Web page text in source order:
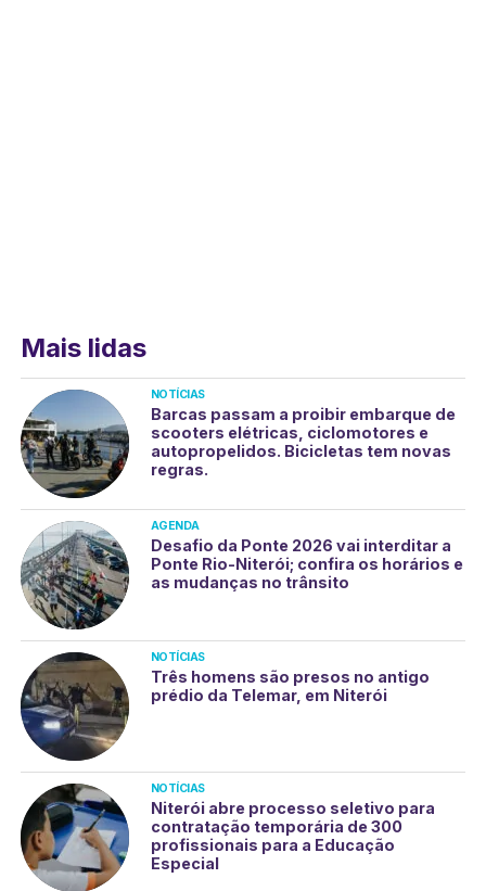
Mais lidas
NOTÍCIAS
Barcas passam a proibir embarque de
scooters elétricas, ciclomotores e
autopropelidos. Bicicletas tem novas
regras.
AGENDA
Desafio da Ponte 2026 vai interditar a
Ponte Rio-Niterói; confira os horários e
as mudanças no trânsito
NOTÍCIAS
Três homens são presos no antigo
prédio da Telemar, em Niterói
NOTÍCIAS
Niterói abre processo seletivo para
contratação temporária de 300
profissionais para a Educação
Especial